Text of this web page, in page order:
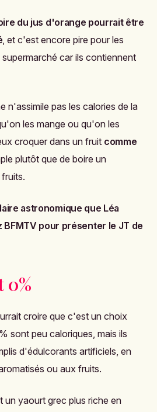
du jus d'orange pourrait être
, et c'est encore pire pour les
car ils contiennent
n'assimile pas les calories de la
les mange ou qu'on les
croquer dans un fruit comme
plutôt que de boire un
astronomique que Léa
BFMTV pour présenter le JT de
0%
croire que c'est un choix
sont peu caloriques, mais ils
d'édulcorants artificiels, en
ou aux fruits.
un yaourt grec plus riche en